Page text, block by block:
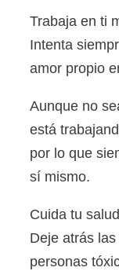
Trabaja en ti
Intenta
amor propio
Aunque no
está
por lo que
sí mismo.
Cuida tu
Deje atrás
personas